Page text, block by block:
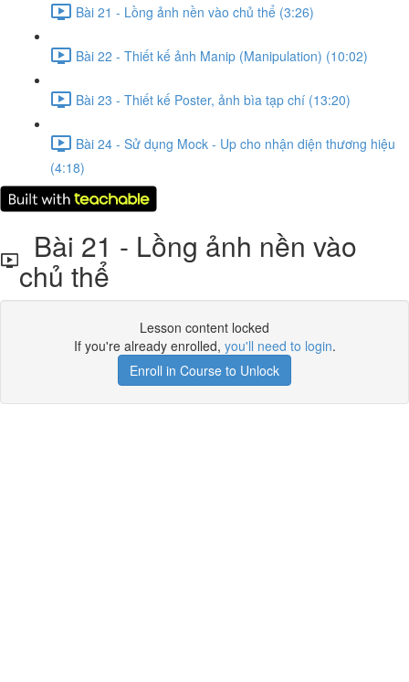
Bài 21 - Lồng ảnh nền vào chủ thể (3:26)
Bài 22 - Thiết kế ảnh Manip (Manipulation) (10:02)
Bài 23 - Thiết kế Poster, ảnh bìa tạp chí (13:20)
Bài 24 - Sử dụng Mock - Up cho nhận diện thương hiệu
(4:18)
Bài 21 - Lồng ảnh nền vào
chủ thể
Lesson content locked
If you're already enrolled, you'll need to login.
Enroll in Course to Unlock